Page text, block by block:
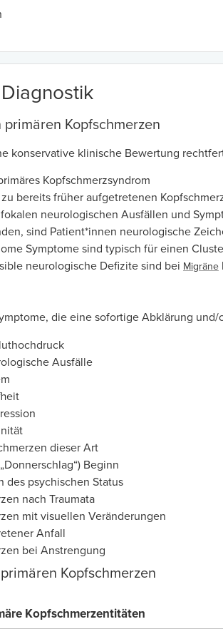
Kopfschmerzen
konservative klinische Bewertung
Kopfschmerzsyndrom
bereits früher aufgetretenen
neurologischen Ausfällen und
sind Patient*innen neurologische
Symptome sind typisch für einen
neurologische Defizite sind bei Migräne
die eine sofortige Abklärung
Ausfälle
dieser Art
Beginn
des psychischen Status
nach Traumata
mit visuellen Veränderungen
Anfall
bei Anstrengung
Kopfschmerzen
Kopfschmerzentitäten